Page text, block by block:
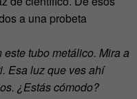
a una probeta
tubo metálico. Mira a
Esa luz que ves ahí
¿Estás cómodo?